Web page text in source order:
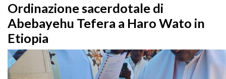
Ordinazione sacerdotale di
Abebayehu Tefera a Haro Wato in
Etiopia